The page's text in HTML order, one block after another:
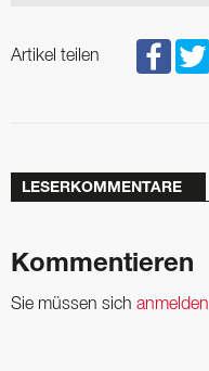
Artikel teilen
LESERKOMMENTARE
Kommentieren
Sie müssen sich anmelden